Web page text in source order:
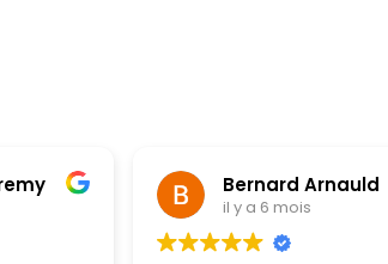
Bernard Arnauld
il y a 6 mois